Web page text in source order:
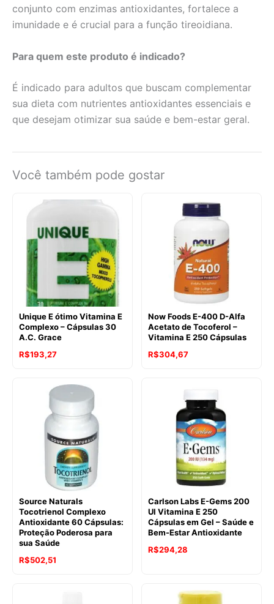
conjunto com enzimas antioxidantes, fortalece a
imunidade e é crucial para a função tireoidiana.
Para quem este produto é indicado?
É indicado para adultos que buscam complementar
sua dieta com nutrientes antioxidantes essenciais e
que desejam otimizar sua saúde e bem-estar geral.
Você também pode gostar
Unique E ótimo Vitamina E
Complexo – Cápsulas 30
A.C. Grace
O
R$203,50.
R$193,27O
atual
é:
R$193,27.
Now Foods E-400 D-Alfa
Acetato de Tocoferol –
Vitamina E 250 Cápsulas
R$304,67
Source Naturals
Tocotrienol Complexo
Antioxidante 60 Cápsulas:
Proteção Poderosa para
sua Saúde
R$502,51
Carlson Labs E-Gems 200
UI Vitamina E 250
Cápsulas em Gel – Saúde e
Bem-Estar Antioxidante
R$294,28